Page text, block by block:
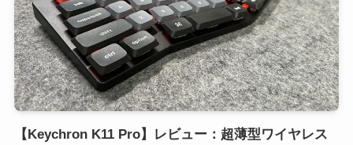
【Keychron K11 Pro】レビュー：超薄型ワイヤレス